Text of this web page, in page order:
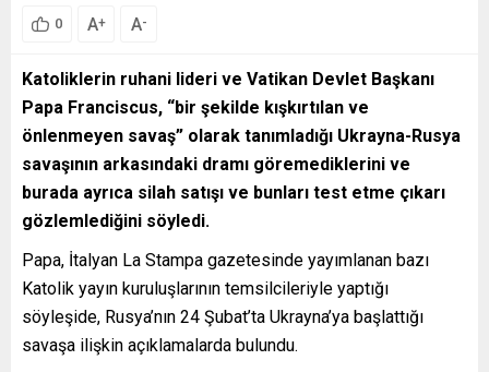
0 A+ A-
Katoliklerin ruhani lideri ve Vatikan Devlet Başkanı
Papa Franciscus, “bir şekilde kışkırtılan ve
önlenmeyen savaş” olarak tanımladığı Ukrayna-Rusya
savaşının arkasındaki dramı göremediklerini ve
burada ayrıca silah satışı ve bunları test etme çıkarı
gözlemlediğini söyledi.
Papa, İtalyan La Stampa gazetesinde yayımlanan bazı
Katolik yayın kuruluşlarının temsilcileriyle yaptığı
söyleşide, Rusya’nın 24 Şubat’ta Ukrayna’ya başlattığı
savaşa ilişkin açıklamalarda bulundu.